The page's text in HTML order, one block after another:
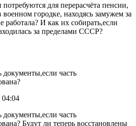
для перерасчёта пенсии,
городке, находясь замужем за
И как их собирать,если
за пределами СССР?
документы,если часть
04:04
документы,если часть
Будут ли теперь восстановлены